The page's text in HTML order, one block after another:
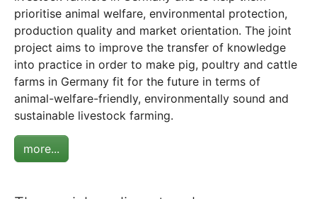
prioritise animal welfare, environmental protection,
production quality and market orientation. The joint
project aims to improve the transfer of knowledge
into practice in order to make pig, poultry and cattle
farms in Germany fit for the future in terms of
animal-welfare-friendly, environmentally sound and
sustainable livestock farming.
more...